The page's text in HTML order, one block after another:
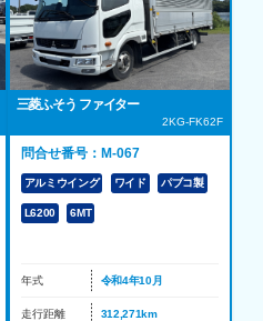
三菱ふそう ファイター
2KG-FK62F
問合せ番号：M-067
アルミウイング ワイド パブコ製
L6200 6MT
年式 令和4年10月
走行距離 312,271km